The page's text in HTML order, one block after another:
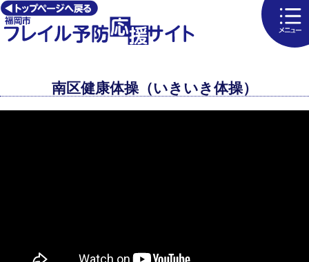
南区健康体操（いきいき体操）